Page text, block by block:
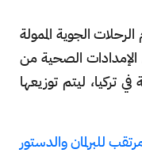
الجوية الممولة
بنقل 50 طناً من الإمدادات الصحية من
تركيا، ليتم توزيعها
للبرلمان والدستور